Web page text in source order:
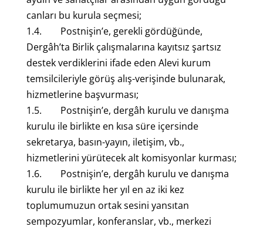
canları bu kurula seçmesi;
1.4. Postnişin’e, gerekli gördüğünde,
Dergâh’ta Birlik çalışmalarına kayıtsız şartsız
destek verdiklerini ifade eden Alevi kurum
temsilcileriyle görüş alış-verişinde bulunarak,
hizmetlerine başvurması;
1.5. Postnişin’e, dergâh kurulu ve danışma
kurulu ile birlikte en kısa süre içersinde
sekretarya, basın-yayın, iletişim, vb.,
hizmetlerini yürütecek alt komisyonlar kurması;
1.6. Postnişin’e, dergâh kurulu ve danışma
kurulu ile birlikte her yıl en az iki kez
toplumumuzun ortak sesini yansıtan
sempozyumlar, konferanslar, vb., merkezi